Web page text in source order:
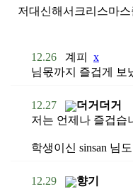
저대신해서크리스마
12.26 계피
x
님몫까지 즐겁게 보
12.27
더거더거
저는 언제나 즐겁습
학생이신 sinsan 님
12.29
향기